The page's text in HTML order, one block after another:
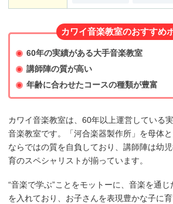
カワイ音楽教室のおすすめ
60年の実績がある大手音楽教室
講師陣の質が高い
年齢に合わせたコースの種類が豊富
カワイ音楽教室は、60年以上運営している
音楽教室です。「河合楽器製作所」を母体
ならではの質を自負しており、講師陣は幼
育のスペシャリストが揃っています。
“音楽で学ぶ”ことをモットーに、音楽を通
を入れており、お子さんを表現豊かな子に